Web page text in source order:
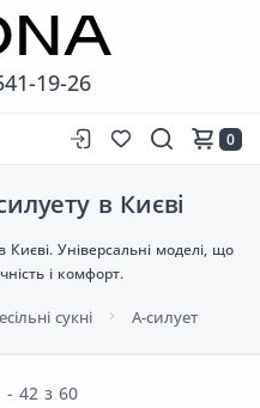
19-26
0
в Києві
Києві. Універсальні моделі, що
і комфорт.
сукні А-силует
- 42 з 60